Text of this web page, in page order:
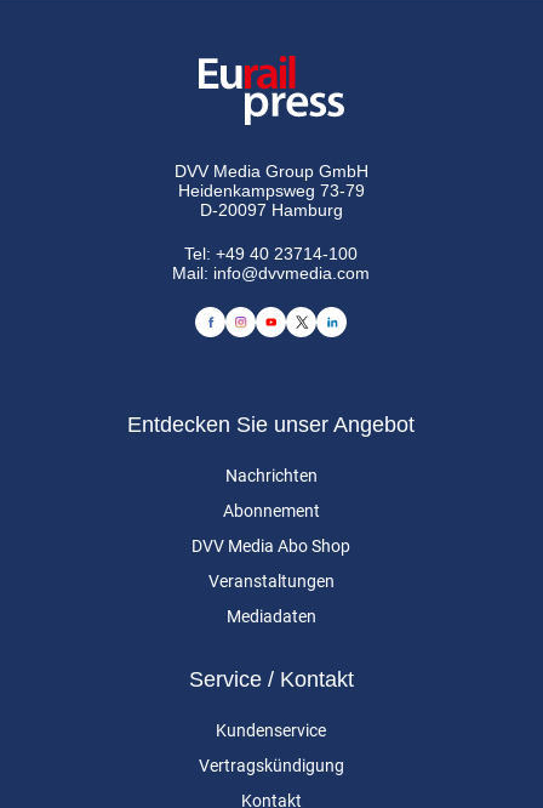
DVV Media Group GmbH
Heidenkampsweg 73-79
D-20097 Hamburg
Tel:+49 40 23714-100
Mail: info@dvvmedia.com
Entdecken Sie unser Angebot
Nachrichten
Abonnement
DVV Media Abo Shop
Veranstaltungen
Mediadaten
Service / Kontakt
Kundenservice
Vertragskündigung
Kontakt